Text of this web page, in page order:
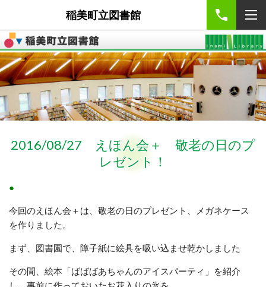
稲美町立図書館
2016/08/27 えほん会＋ 敬老の日のプ
レゼント！
●
今回のえほん会＋は、敬老の日のプレゼント、メガネケース
を作りました。
まず、図書園で、障子紙に絵具を吸い込ませ乾かしました
その間、絵本「ばばばあちゃんのアイスパーティ」を紹介